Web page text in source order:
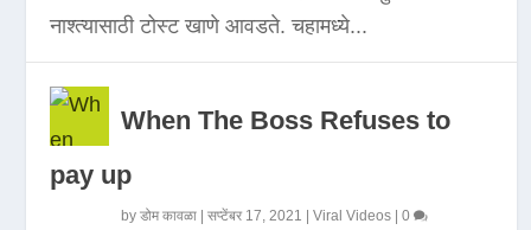
नाश्त्यासाठी टोस्ट खाणे आवडते. चहामध्ये...
When The Boss Refuses to
pay up
byडोम कावळा |सप्टेंबर 17, 2021 |Viral Videos |0